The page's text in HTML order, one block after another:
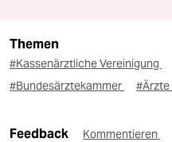
Themen
#Kassenärztliche Vereinigung
#Bundesärztekammer
#Ärzte
Feedback Kommentieren